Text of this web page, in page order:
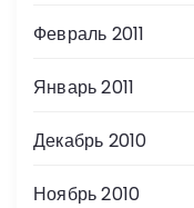
Февраль 2011
Январь 2011
Декабрь 2010
Ноябрь 2010